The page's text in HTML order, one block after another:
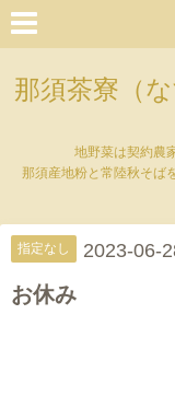
那須茶寮（
地野菜は契約農
那須産地粉と常陸秋そば
指定なし 2023-06-
お休み